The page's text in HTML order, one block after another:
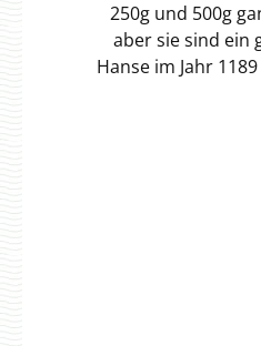
250g und 500g
aber sie sind ein
Hanse im Jahr
Schnack", der
Seite: Sie